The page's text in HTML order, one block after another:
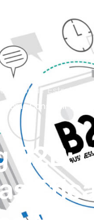
Construir
Como Construir
B2B: